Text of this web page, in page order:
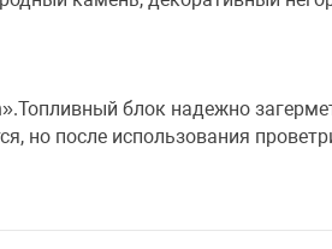
блок надежно
но после использования